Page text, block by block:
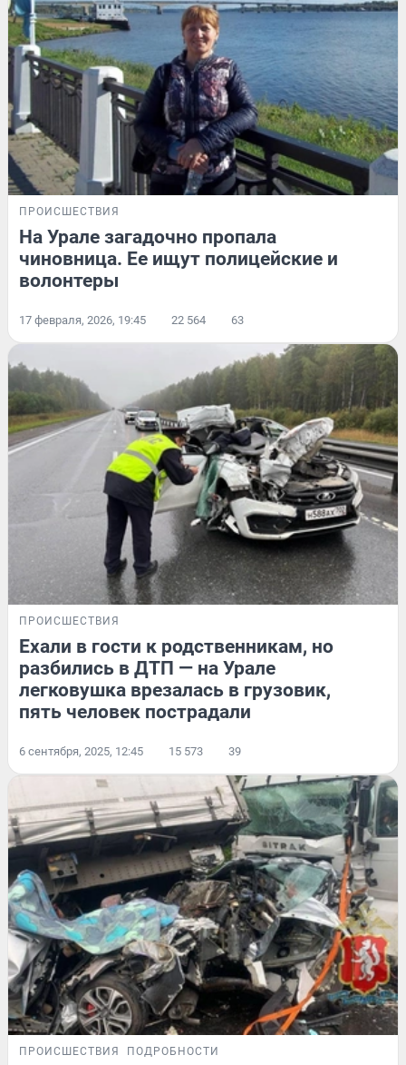
ПРОИСШЕСТВИЯ
На Урале загадочно пропала
чиновница. Ее ищут полицейские и
волонтеры
17 февраля, 2026, 19:45 22 564 63
ПРОИСШЕСТВИЯ
Ехали в гости к родственникам, но
разбились в ДТП — на Урале
легковушка врезалась в грузовик,
пять человек пострадали
6 сентября, 2025, 12:45 15 573 39
ПРОИСШЕСТВИЯ ПОДРОБНОСТИ